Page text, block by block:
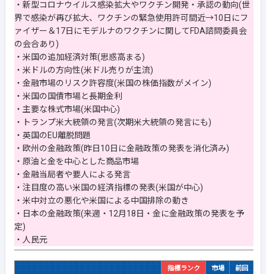
・新型コロナウイルス感染拡大やワクチン開発・承認の動向(世
界で感染が再び拡大、ワクチンの緊急使用許可間近→10日にフ
ァイザー＆17日にモデルナのワクチンに関してFDA諮問委員会
の会合あり)
・米国の追加経済対策(思惑高まる)
・米ドルの方向性(米ドル売りが主流)
・金融市場のリスク許容度(米国の株価指数がメイン)
・米国の国債市場と長期金利
・主要な株式市場(米国中心)
・トランプ米大統領の発言(次期米大統領の発言にも)
・英国のEU離脱問題
・欧州の金融政策(昨日10日に金融政策の発表を消化済み)
・原油と金を中心とした商品市場
・金融当局者や要人による発言
・注目度の高い米国の経済指標の発表(米国が中心)
・米中対立の悪化や米国による中国排除の動き
・日本の金融政策(来週・12月18日・金に金融政策の発表を予
定)
・人民元
指標ランク
市場
前回